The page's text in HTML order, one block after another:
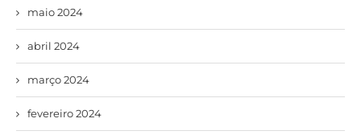
maio 2024
abril 2024
março 2024
fevereiro 2024